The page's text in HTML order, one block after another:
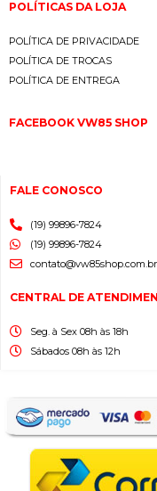
POLÍTICAS DA LOJA
POLÍTICA DE PRIVACIDADE
POLÍTICA DE TROCAS
POLÍTICA DE ENTREGA
FACEBOOK VW85 SHOP
FALE CONOSCO
(19) 99896-7824
(19) 99896-7824
contato@vw85shop.com.br
CENTRAL DE
Seg. à Sex 08h às 18h
Sábados 08h às 12h